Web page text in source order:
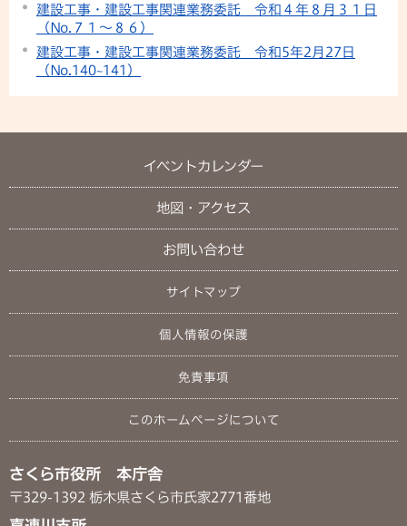
建設工事・建設工事関連業務委託 令和４年８月３１日
（No.７１〜８６）
建設工事・建設工事関連業務委託 令和5年2月27日
（No.140~141）
イベントカレンダー
地図・アクセス
お問い合わせ
サイトマップ
個人情報の保護
免責事項
このホームページについて
さくら市役所 本庁舎
〒329-1392 栃木県さくら市氏家2771番地